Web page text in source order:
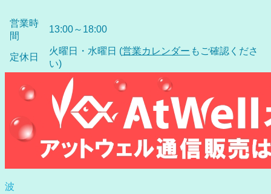
営業時
間
13:00～18:00
定休日
火曜日・水曜日 (営業カレンダー もご確認くださ
い)
波